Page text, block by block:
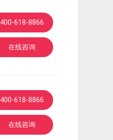
400-618-8866
在线咨询
400-618-8866
在线咨询